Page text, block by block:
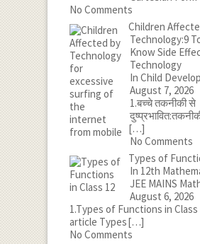
No Comments
Children
Technology:9
Know Side
Technology
In Child Develop
August 7, 2026
1.बच्चे तकनीकी से
[…]
No Comments
Types of
In 12th
JEE MAINS
August 6, 2026
1.Types of Functions in
article Types[…]
No Comments